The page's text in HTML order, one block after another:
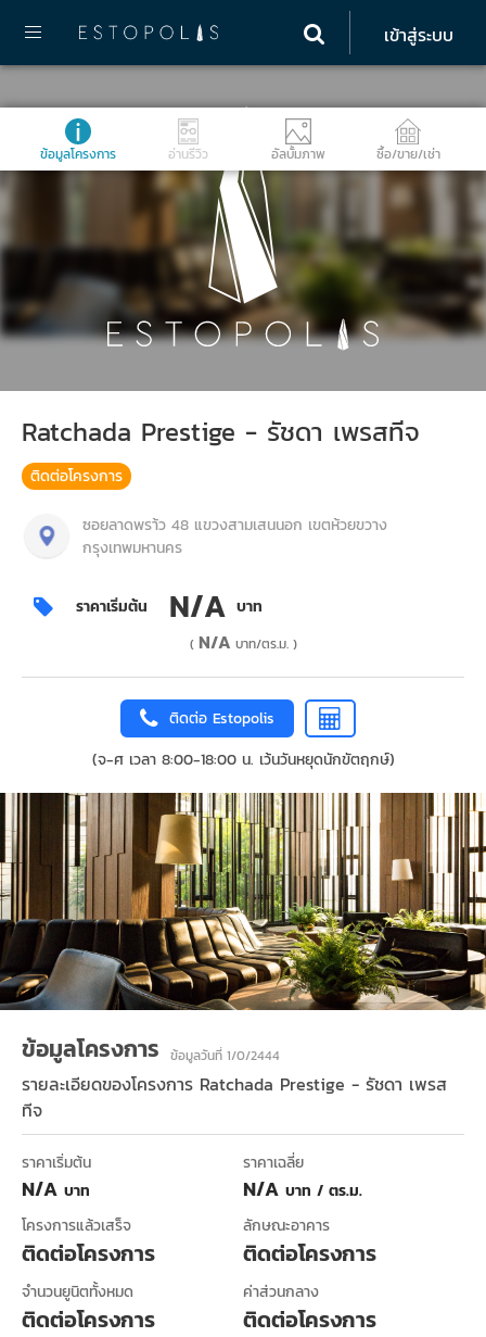
เข้าสู่ระบบ
ข้อมูลโครงการ อ่านรีวิว อัลบั้มภาพ ซื้อ/ขาย/เช่า
Ratchada Prestige - รัชดา เพรสทีจ
ติดต่อโครงการ
ซอยลาดพรา้ว 48 แขวงสามเสนนอก เขตห้วยขวาง
กรุงเทพมหานคร
ราคาเริ่มต้น N/A บาท
( N/A บาท/ตร.ม. )
ติดต่อ Estopolis
(จ-ศ เวลา 8:00-18:00 น. เว้นวันหยุดนักขัตฤกษ์)
ข้อมูลโครงการ ข้อมูลวันที่ 1/0/2444
รายละเอียดของโครงการ Ratchada Prestige - รัชดา เพรส
ทีจ
ราคาเริ่มต้น
N/A บาท
ราคาเฉลี่ย
N/A บาท / ตร.ม.
โครงการแล้วเสร็จ
ติดต่อโครงการ
ลักษณะอาคาร
ติดต่อโครงการ
จำนวนยูนิตทั้งหมด
ติดต่อโครงการ
ค่าส่วนกลาง
ติดต่อโครงการ